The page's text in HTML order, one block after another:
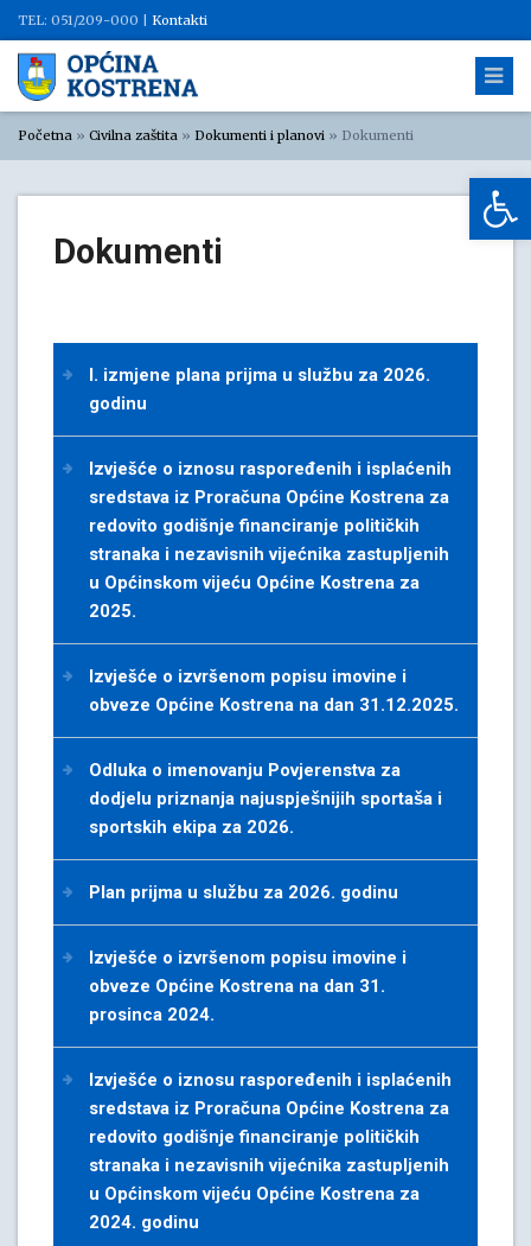
TEL: 051/209-000 | Kontakti
Početna » Civilna zaštita » Dokumenti i planovi » Dokumenti
Dokumenti
I. izmjene plana prijma u službu za 2026.
godinu
Izvješće o iznosu raspoređenih i isplaćenih
sredstava iz Proračuna Općine Kostrena za
redovito godišnje financiranje političkih
stranaka i nezavisnih vijećnika zastupljenih
u Općinskom vijeću Općine Kostrena za
2025.
Izvješće o izvršenom popisu imovine i
obveze Općine Kostrena na dan 31.12.2025.
Odluka o imenovanju Povjerenstva za
dodjelu priznanja najuspješnijih sportaša i
sportskih ekipa za 2026.
Plan prijma u službu za 2026. godinu
Izvješće o izvršenom popisu imovine i
obveze Općine Kostrena na dan 31.
prosinca 2024.
Izvješće o iznosu raspoređenih i isplaćenih
sredstava iz Proračuna Općine Kostrena za
redovito godišnje financiranje političkih
stranaka i nezavisnih vijećnika zastupljenih
u Općinskom vijeću Općine Kostrena za
2024. godinu